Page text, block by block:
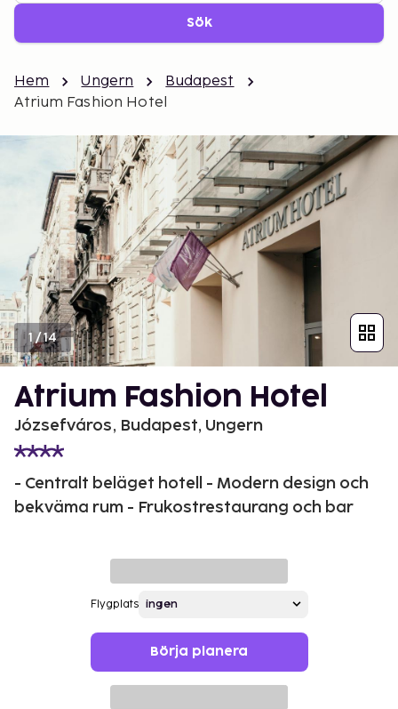
Sök
Hem Ungern
Budapest
Atrium Fashion Hotel
1/14
Atrium Fashion Hotel
Józsefváros, Budapest, Ungern
- Centralt beläget hotell - Modern design och
bekväma rum - Frukostrestaurang och bar
Flygplats
Börja planera